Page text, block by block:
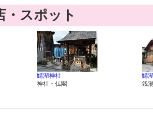
・スポット
鯖湖神社
神社・仏閣
鯖
銭